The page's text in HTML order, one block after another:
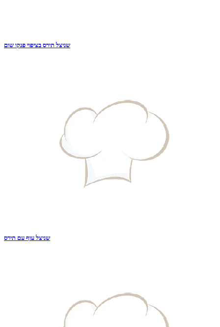
שניצל תירס בציפוי פנקו שום
שניצל עוף עם תירס